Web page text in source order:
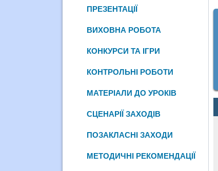
ПРЕЗЕНТАЦІЇ
ВИХОВНА РОБОТА
КОНКУРСИ ТА ІГРИ
КОНТРОЛЬНІ РОБОТИ
МАТЕРІАЛИ ДО УРОКІВ
СЦЕНАРІЇ ЗАХОДІВ
ПОЗАКЛАСНІ ЗАХОДИ
МЕТОДИЧНІ РЕКОМЕНДАЦІЇ